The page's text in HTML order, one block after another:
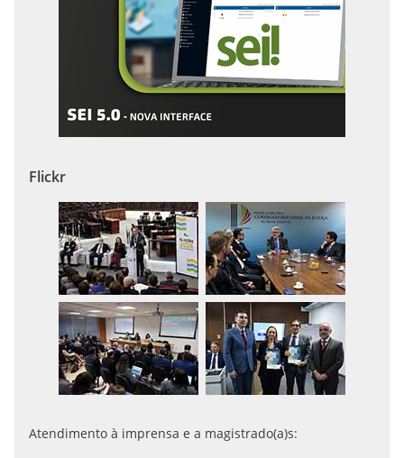
Flickr
Atendimento à imprensa e a magistrado(a)s: